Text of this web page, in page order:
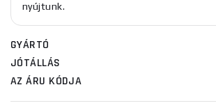
nyújtunk.
GYÁRTÓ
JÓTÁLLÁS
AZ ÁRU KÓDJA